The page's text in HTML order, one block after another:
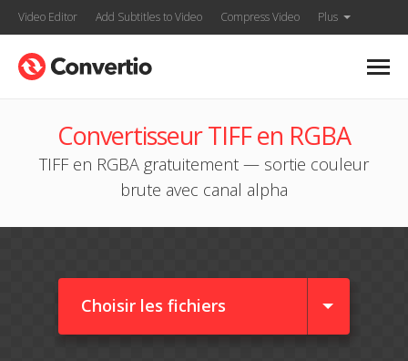
Video Editor Add Subtitles to Video Compress Video Plus
Convertisseur TIFF en RGBA
TIFF en RGBA gratuitement — sortie couleur
brute avec canal alpha
Choisir les fichiers